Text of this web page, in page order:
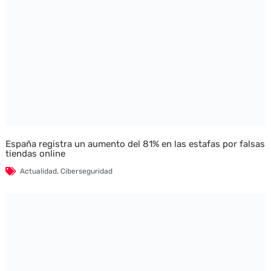
España registra un aumento del 81% en las estafas por falsas
tiendas online
Actualidad, Ciberseguridad